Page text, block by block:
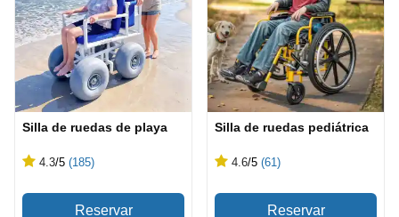
Silla de ruedas de playa
4.3/5 (185)
Silla de ruedas pediátrica
4.6/5 (61)